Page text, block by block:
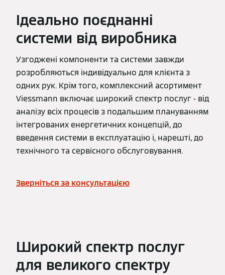
Ідеально поєднанні
системи від виробника
Узгоджені компоненти та системи завжди
розробляються індивідуально для клієнта з
одних рук. Крім того, комплексний асортимент
Viessmann включає широкий спектр послуг - від
аналізу всіх процесів з подальшим плануванням
інтегрованих енергетичних концепцій, до
введення системи в експлуатацію і, нарешті, до
технічного та сервісного обслуговування.
Зверніться за консультацією
Широкий спектр послуг
для великого спектру